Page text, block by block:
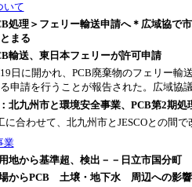
いて
処理＞フェリー輸送申請へ＊広域協で
まる
輸送、東日本フェリーが許可申請
日に開かれ、PCB廃棄物のフェリー輸
申請を行うことが報告された。広域協
北九州市と環境安全事業、PCB第2期処
合わせて、北九州市とJESCOとの間
業
地から基準超、検出－－日立市国分町
からPCB 土壌・地下水 周辺への影